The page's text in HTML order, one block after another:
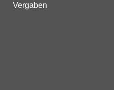
Vergaben